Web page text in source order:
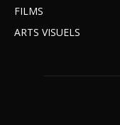
FILMS
ARTS VISUELS